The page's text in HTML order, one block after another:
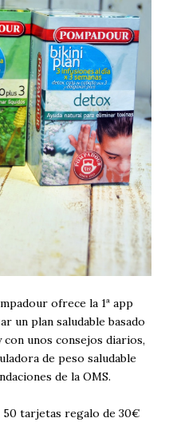
ofrece la 1ª app
un plan saludable basado
con unos consejos diarios,
de peso saludable
de la OMS.
50 tarjetas regalo de 30€